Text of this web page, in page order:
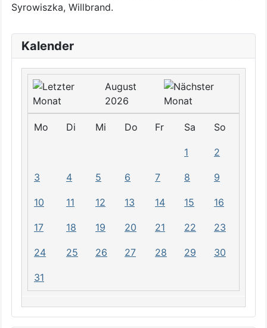
Kalender
August
2026
Mo Di Mi Do Fr Sa So
1 2
3 4 5 6 7 8 9
10 11 12 13 14 15 16
17 18 19 20 21 22 23
24 25 26 27 28 29 30
31
Syrowiszka, Willbrand.